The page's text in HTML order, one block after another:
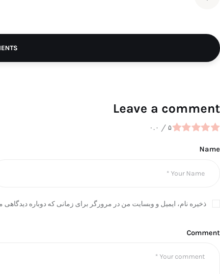
Leave a comment
۰.۰ / ۵
Name
ذخیره نام، ایمیل و وبسایت من در مرورگر برای زمانی که دوباره
Comment